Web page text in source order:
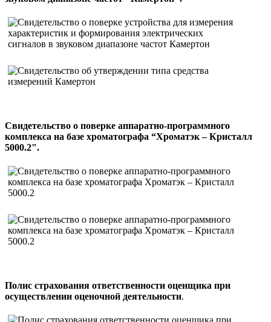
Свидетельство о поверке аппаратно-программного
комплекса на базе хроматографа “Хроматэк – Кристалл
5000.2".
Полис страхования ответственности оценщика при
осуществлении оценочной деятельности.